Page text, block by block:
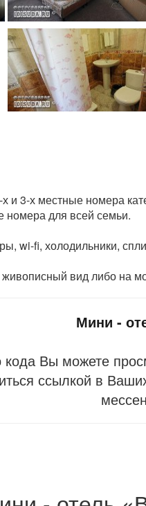
и 3-х местные номера
номера для всей семьи.
wi-fi, холодильники,
вид либо на
Мини -
Вы можете
ссылкой в